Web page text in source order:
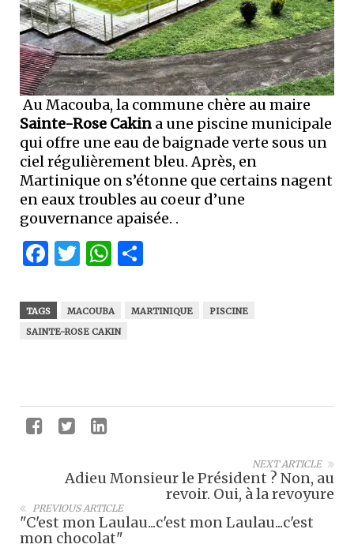
Au Macouba, la commune chère au maire
Sainte-Rose Cakin a une piscine municipale
qui offre une eau de baignade verte sous un
ciel régulièrement bleu. Après, en
Martinique on s’étonne que certains nagent
en eaux troubles au coeur d’une
gouvernance apaisée. .
Facebook
Twitter
WhatsApp
TAGS MACOUBA MARTINIQUE
PISCINE
SAINTE-ROSE CAKIN
NEXT ARTICLE
Adieu Monsieur le Président ? Non, au
revoir. Oui, à la revoyure
PREVIOUS ARTICLE
"C'est mon Laulau...c'est mon Laulau...c'est
mon chocolat"